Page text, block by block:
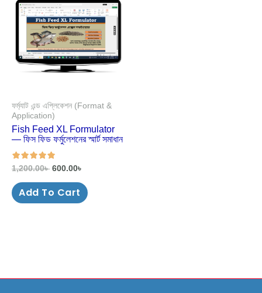
ফর্ম্যাট এন্ড এপ্লিকেশন (Format &
Application)
Fish Feed XL Formulator
— ফিস ফিড ফর্মুলেশনের স্মার্ট সমাধান
out of 5
1,200.00৳
was:
1,200.00৳ .
600.00৳
is:
600.00৳ .
Add To Cart